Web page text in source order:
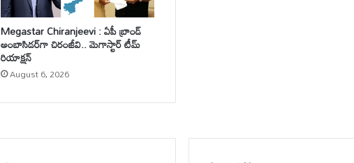
Megastar Chiranjeevi : ఏపీ బ్రాండ్
అంబాసిడర్‌గా చిరంజీవి.. మెగాస్టార్ టీమ్
రియాక్షన్
August 6, 2026